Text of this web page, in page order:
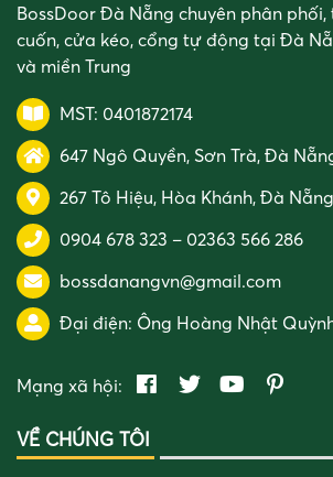
BossDoor Đà Nẵng chuyên phân
cuốn, cửa kéo, cổng tự động tại Đà
và miền Trung
MST: 0401872174
647 Ngô Quyền, Sơn Trà, Đà
267 Tô Hiệu, Hòa Khánh, Đà Nẵng
0904 678 323 – 02363 566 286
bossdanangvn@gmail.com
Đại điện: Ông Hoàng Nhật
Mạng xã hội:
VỀ CHÚNG TÔI